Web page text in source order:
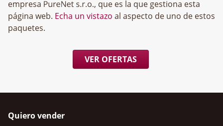
empresa
, que es la que gestiona esta
página web. Echa un vistazo al aspecto de uno de estos
paquetes.
VER OFERTAS
Quiero vender